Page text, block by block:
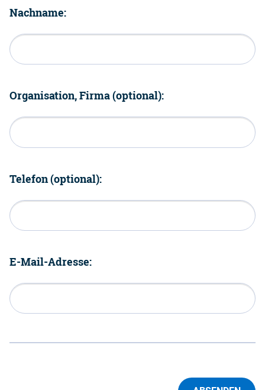
Nachname:
Organisation, Firma (optional):
Telefon (optional):
E-Mail-Adresse: